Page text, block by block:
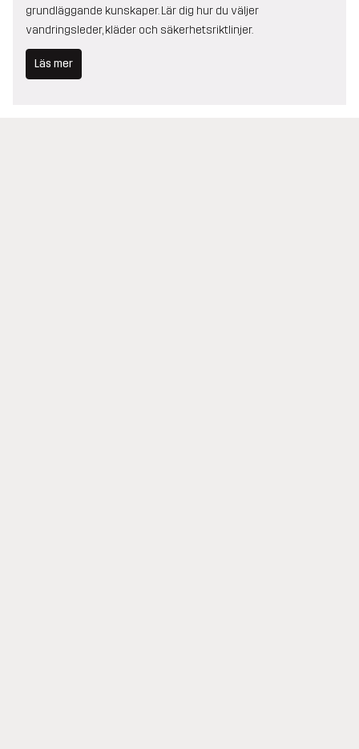
grundläggande kunskaper. Lär dig hur du väljer
vandringsleder, kläder och säkerhetsriktlinjer.
Läs mer